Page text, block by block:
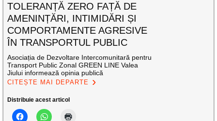
TOLERANȚĂ ZERO FAȚĂ DE
AMENINȚĂRI, INTIMIDĂRI ȘI
COMPORTAMENTE AGRESIVE
ÎN TRANSPORTUL PUBLIC
Asociația de Dezvoltare Intercomunitară pentru
Transport Public Zonal GREEN LINE Valea
Jiului informează opinia publică
CITEȘTE MAI DEPARTE
Distribuie acest articol